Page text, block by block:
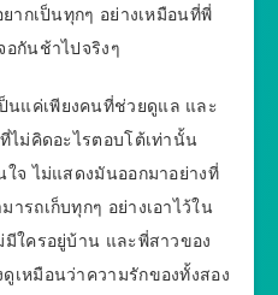
ากเป็นทุกๆ อย่างเหมือนที่พี่
อกันช้าไปจริงๆ
นแค่เพียงคนที่ช่วยดูแล และ
ไม่คิดอะไรตอบโต้เท่านั้น
ใจ ไม่แสดงมันออกมาอย่างที่
รถเก็บทุกๆ อย่างเอาไว้ใน
ใครอยู่บ้าน และพี่สาวของ
เหมือนว่าความรักของทั้งสอง